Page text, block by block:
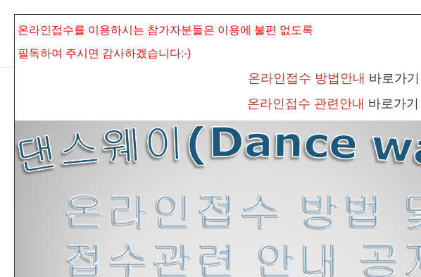
온라인접수를 이용하시는 참가자분들은 이용에 불편 없도록
필독하여 주시면 감사하겠습니다:-)
온라인접수 방법안내 바로가기
온라인접수 관련안내 바로가기
Sketchbook5, 스케치북5
Sketchbook5, 스케치북5